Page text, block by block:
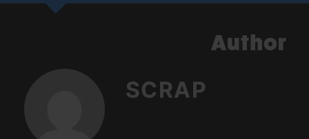
SCRAP